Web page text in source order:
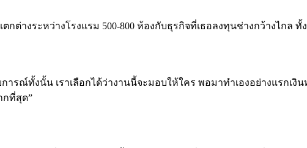
างระหว่างโรงแรม 500-800 ห้องกับธุรกิจที่เธอลงทุนช่างกว้างไกล ทั้
ณ์ทั้งนั้น เราเลือกได้ว่างานนี้จะมอบให้ใคร พอมาทำเองอย่างแรกเงิน
กที่สุด”